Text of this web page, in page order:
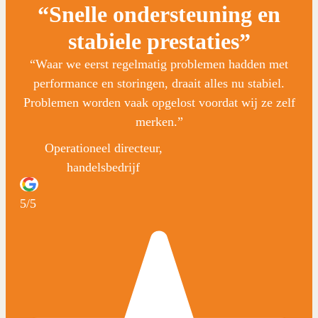
“Snelle ondersteuning en
stabiele prestaties”
“Waar we eerst regelmatig problemen hadden met
performance en storingen, draait alles nu stabiel.
Problemen worden vaak opgelost voordat wij ze zelf
merken.”
Operationeel directeur,
handelsbedrijf
5/5